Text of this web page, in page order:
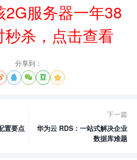
2G服务器一年38
秒杀，点击查看
分享到：
   
置要点
下一篇
华为云 RDS：一站式解决企业
数据库难题